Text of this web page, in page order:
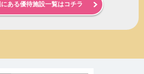
にある優待施設一覧はコチラ